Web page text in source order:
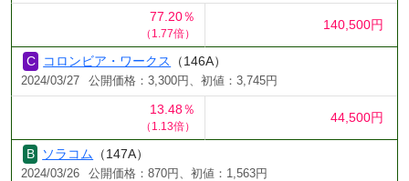
77.20％
（1.77倍）
140,500円
コロンビア・ワークス （146A）
2024/03/27 公開価格：3,300円、初値：3,745円
13.48％
（1.13倍）
44,500円
ソラコム （147A）
2024/03/26 公開価格：870円、初値：1,563円